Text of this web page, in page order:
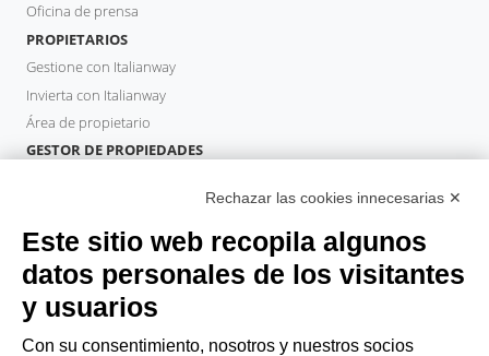
Oficina de prensa
PROPIETARIOS
Gestione con Italianway
Invierta con Italianway
Área de propietario
GESTOR DE PROPIEDADES
HUÉSPEDES
Reserve una estancia
Estancias largas
Experiencias para los Huéspedes
Descuentos para husespedes
Rechazar las cookies innecesarias ✕
Este sitio web recopila algunos
datos personales de los visitantes
y usuarios
Con su consentimiento, nosotros y nuestros socios